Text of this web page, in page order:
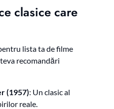
clasice care
lista ta de filme
recomandări
(1957): Un clasic al
reale.